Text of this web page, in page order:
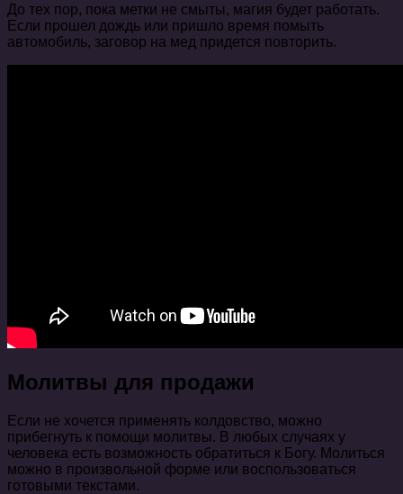
До тех пор, пока метки не смыты, магия будет работать.
Если прошел дождь или пришло время помыть
автомобиль, заговор на мед придется повторить.
Молитвы для продажи
Если не хочется применять колдовство, можно
прибегнуть к помощи молитвы. В любых случаях у
человека есть возможность обратиться к Богу. Молиться
можно в произвольной форме или воспользоваться
готовыми текстами.